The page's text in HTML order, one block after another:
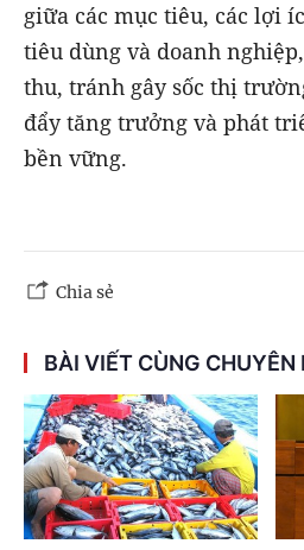
giữa các mục tiêu, các lợi
tiêu dùng và doanh
thu, tránh gây sốc thị
đẩy tăng trưởng và phát
bền vững.
Chia sẻ
BÀI VIẾT CÙNG CHUYÊN